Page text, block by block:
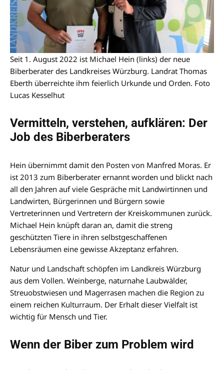
Seit 1. August 2022 ist Michael Hein (links) der neue
Biberberater des Landkreises Würzburg. Landrat Thomas
Eberth überreichte ihm feierlich Urkunde und Orden. Foto
Lucas Kesselhut
Vermitteln, verstehen, aufklären: Der
Job des Biberberaters
Hein übernimmt damit den Posten von Manfred Moras. Er
ist 2013 zum Biberberater ernannt worden und blickt nach
all den Jahren auf viele Gespräche mit Landwirtinnen und
Landwirten, Bürgerinnen und Bürgern sowie
Vertreterinnen und Vertretern der Kreiskommunen zurück.
Michael Hein knüpft daran an, damit die streng
geschützten Tiere in ihren selbstgeschaffenen
Lebensräumen eine gewisse Akzeptanz erfahren.
Natur und Landschaft schöpfen im Landkreis Würzburg
aus dem Vollen. Weinberge, naturnahe Laubwälder,
Streuobstwiesen und Magerrasen machen die Region zu
einem reichen Kulturraum. Der Erhalt dieser Vielfalt ist
wichtig für Mensch und Tier.
Wenn der Biber zum Problem wird